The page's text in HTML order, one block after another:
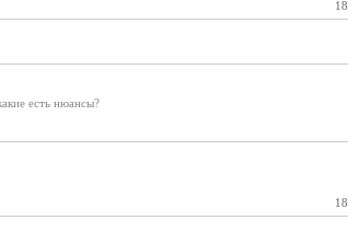
есть нюансы?